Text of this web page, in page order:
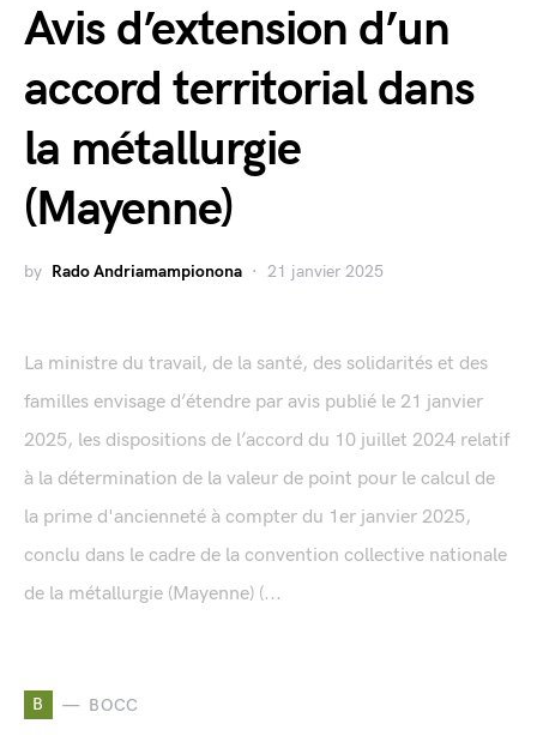
Avis d’extension d’un
accord territorial dans
la métallurgie
(Mayenne)
by Rado Andriamampionona 21 janvier 2025
La ministre du travail, de la santé, des solidarités et des
familles envisage d’étendre par avis publié le 21 janvier
2025, les dispositions de l’accord du 10 juillet 2024 relatif
à la détermination de la valeur de point pour le calcul de
la prime d'ancienneté à compter du 1er janvier 2025,
conclu dans le cadre de la convention collective nationale
de la métallurgie (Mayenne) (...
B BOCC